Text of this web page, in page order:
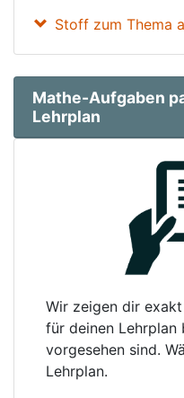
Stoff zum Thema
Mathe-Aufgaben
Lehrplan
Wir zeigen dir
für deinen Lehrplan
vorgesehen sind.
Lehrplan.